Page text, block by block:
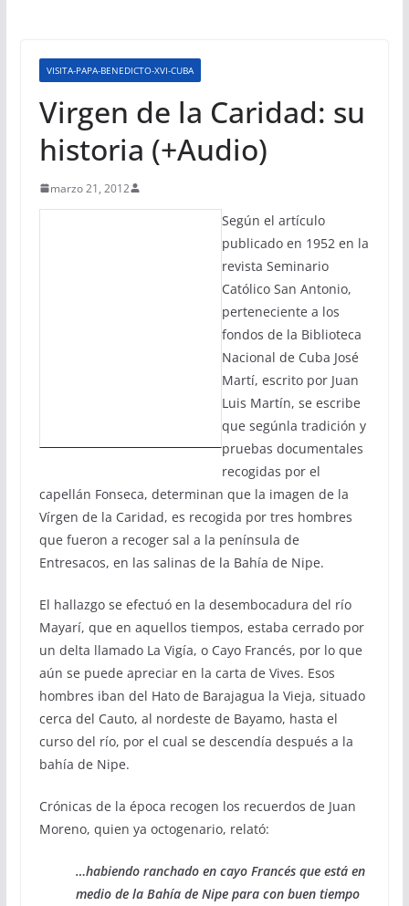
VISITA-PAPA-BENEDICTO-XVI-CUBA
Virgen de la Caridad: su
historia (+Audio)
marzo 21, 2012
Según el artículo
publicado en 1952 en la
revista Seminario
Católico San Antonio,
perteneciente a los
fondos de la Biblioteca
Nacional de Cuba José
Martí, escrito por Juan
Luis Martín, se escribe
que segúnla tradición y
pruebas documentales
recogidas por el
capellán Fonseca, determinan que la imagen de la
Vírgen de la Caridad, es recogida por tres hombres
que fueron a recoger sal a la península de
Entresacos, en las salinas de la Bahía de Nipe.
El hallazgo se efectuó en la desembocadura del río
Mayarí, que en aquellos tiempos, estaba cerrado por
un delta llamado La Vigía, o Cayo Francés, por lo que
aún se puede apreciar en la carta de Vives. Esos
hombres iban del Hato de Barajagua la Vieja, situado
cerca del Cauto, al nordeste de Bayamo, hasta el
curso del río, por el cual se descendía después a la
bahía de Nipe.
Crónicas de la época recogen los recuerdos de Juan
Moreno, quien ya octogenario, relató:
…habiendo ranchado en cayo Francés que está en
medio de la Bahía de Nipe para con buen tiempo